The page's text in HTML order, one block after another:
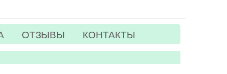
ОТЗЫВЫ КОНТАКТЫ